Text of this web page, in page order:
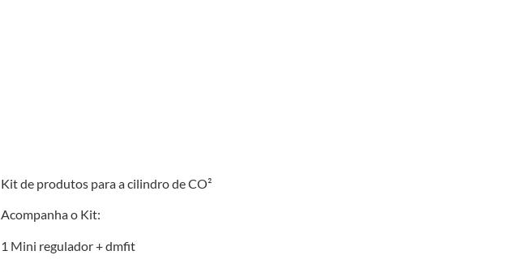
Kit de produtos para a cilindro de CO²
Acompanha o Kit:
1 Mini regulador + dmfit